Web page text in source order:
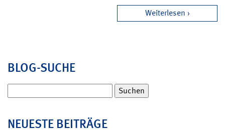
Weiterlesen
BLOG-SUCHE
nach:
NEUESTE BEITRÄGE